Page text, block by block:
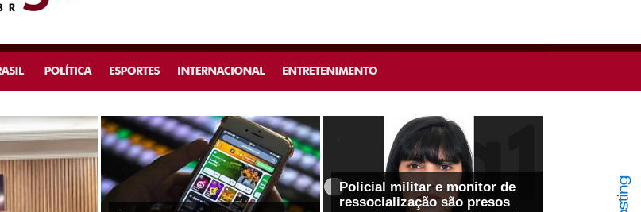
Policial militar e monitor de
ressocialização são presos